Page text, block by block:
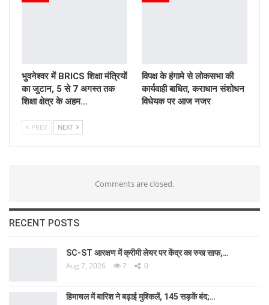
भुवनेश्वर में BRICS शिक्षा मंत्रियों
का जुटान, 5 से 7 अगस्त तक
शिक्षा क्षेत्र के अहम…
विपक्ष के हंगामे से लोकसभा की
कार्यवाही बाधित, कराधान संशोधन
विधेयक पर आज नजर
PREV NEXT
Comments are closed.
RECENT POSTS
SC-ST आरक्षण में क्रीमी लेयर पर केंद्र का रुख साफ,…
Aug 7, 2026 7 0
हिमाचल में बारिश ने बढ़ाई मुश्किलें, 145 सड़कें बंद;…